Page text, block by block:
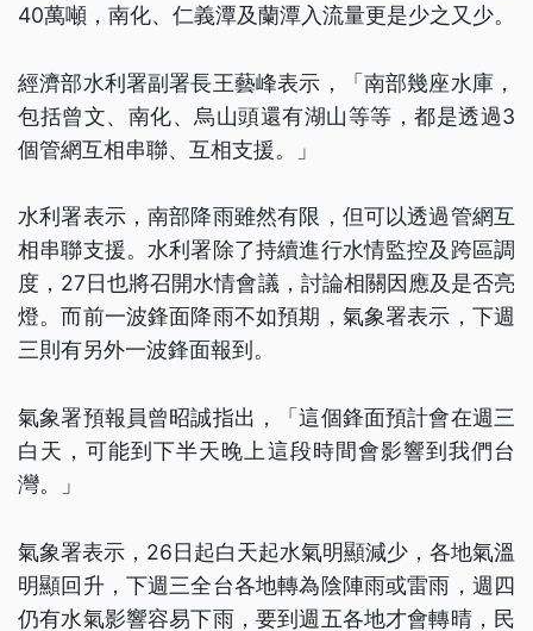
40萬噸，南化、仁義潭及蘭潭入流量更是少之又少。
經濟部水利署副署長王藝峰表示，「南部幾座水庫，
包括曾文、南化、烏山頭還有湖山等等，都是透過3
個管網互相串聯、互相支援。」
水利署表示，南部降雨雖然有限，但可以透過管網互
相串聯支援。水利署除了持續進行水情監控及跨區調
度，27日也將召開水情會議，討論相關因應及是否亮
燈。而前一波鋒面降雨不如預期，氣象署表示，下週
三則有另外一波鋒面報到。
氣象署預報員曾昭誠指出，「這個鋒面預計會在週三
白天，可能到下半天晚上這段時間會影響到我們台
灣。」
氣象署表示，26日起白天起水氣明顯減少，各地氣溫
明顯回升，下週三全台各地轉為陰陣雨或雷雨，週四
仍有水氣影響容易下雨，要到週五各地才會轉晴，民